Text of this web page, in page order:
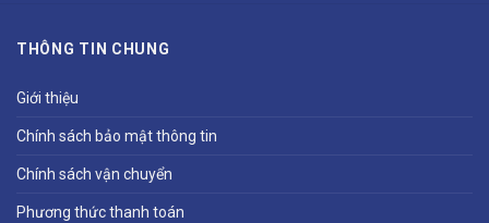
THÔNG TIN CHUNG
Giới thiệu
Chính sách bảo mật thông tin
Chính sách vận chuyển
Phương thức thanh toán